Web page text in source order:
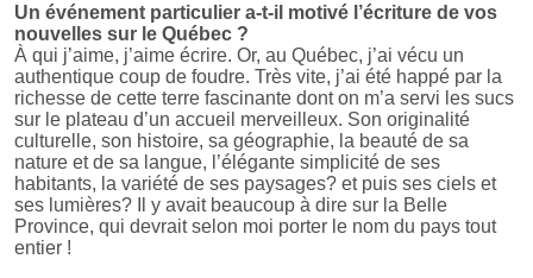
Un événement particulier a-t-il motivé l’écriture de vos
nouvelles sur le Québec ?
À qui j’aime, j’aime écrire. Or, au Québec, j’ai vécu un
authentique coup de foudre. Très vite, j’ai été happé par la
richesse de cette terre fascinante dont on m’a servi les sucs
sur le plateau d’un accueil merveilleux. Son originalité
culturelle, son histoire, sa géographie, la beauté de sa
nature et de sa langue, l’élégante simplicité de ses
habitants, la variété de ses paysages? et puis ses ciels et
ses lumières? Il y avait beaucoup à dire sur la Belle
Province, qui devrait selon moi porter le nom du pays tout
entier !